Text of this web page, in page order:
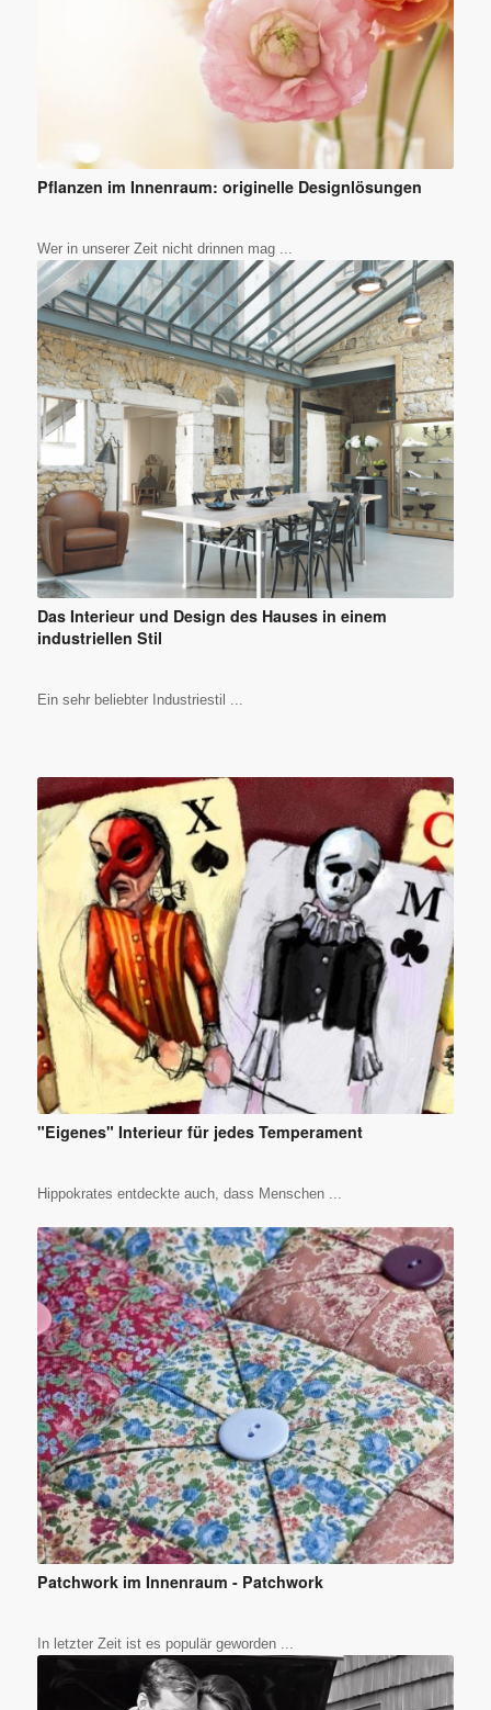
Pflanzen im Innenraum: originelle Designlösungen
Wer in unserer Zeit nicht drinnen mag ...
Das Interieur und Design des Hauses in einem
industriellen Stil
Ein sehr beliebter Industriestil ...
"Eigenes" Interieur für jedes Temperament
Hippokrates entdeckte auch, dass Menschen ...
Patchwork im Innenraum - Patchwork
In letzter Zeit ist es populär geworden ...